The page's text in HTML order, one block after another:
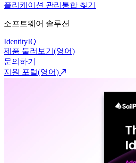
플리케이션 관리 통합 찾기
소프트웨어 솔루션
IdentityIQ
제품 둘러보기(영어)
문의하기
지원 포털(영어)